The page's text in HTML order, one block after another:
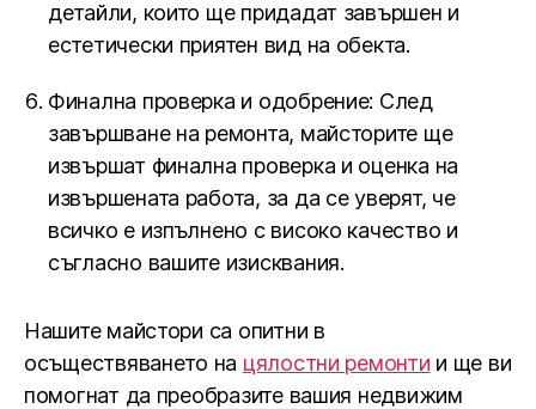
детайли, които ще придадат завършен и
естетически приятен вид на обекта.
Финална проверка и одобрение: След
завършване на ремонта, майсторите ще
извършат финална проверка и оценка на
извършената работа, за да се уверят, че
всичко е изпълнено с високо качество и
съгласно вашите изисквания.
Нашите майстори са опитни в
осъществяването на цялостни ремонти и ще ви
помогнат да преобразите вашия недвижим